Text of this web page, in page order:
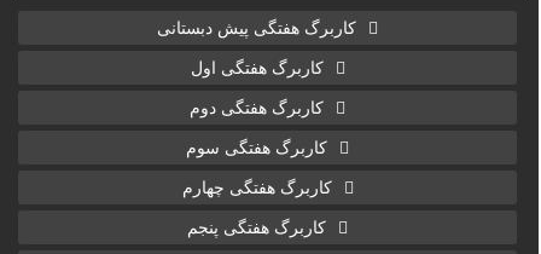
کاربرگ هفتگی پیش دبستانی
کاربرگ هفتگی اول
کاربرگ هفتگی دوم
کاربرگ هفتگی سوم
کاربرگ هفتگی چهارم
کاربرگ هفتگی پنجم